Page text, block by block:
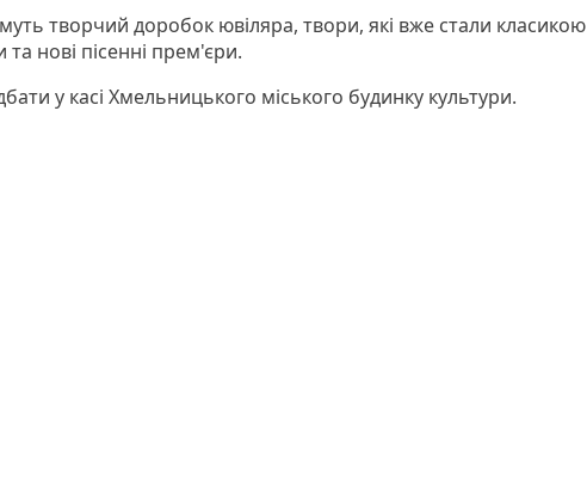
творчий доробок ювіляра, твори, які вже стали класикою
та нові пісенні прем'єри.
у касі Хмельницького міського будинку культури.